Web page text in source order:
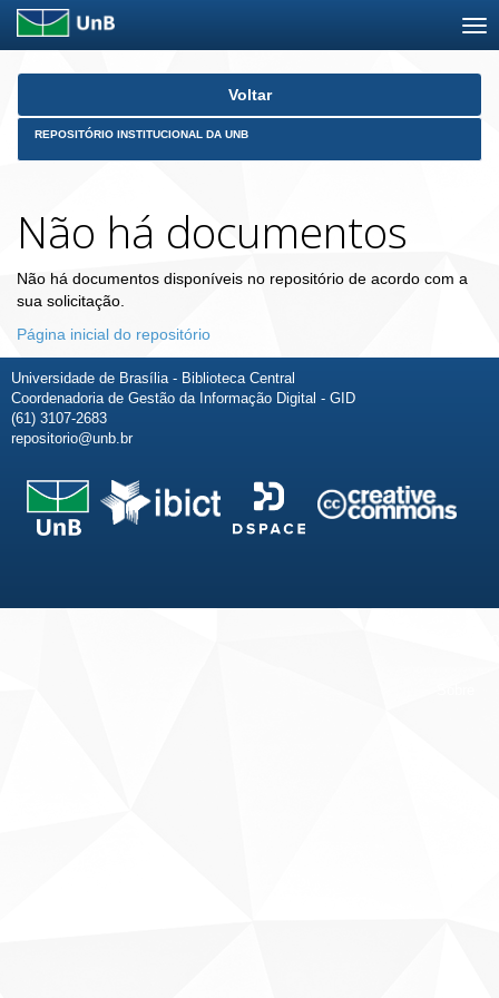
Skip
Voltar
REPOSITÓRIO INSTITUCIONAL DA UNB
Não há documentos
Não há documentos disponíveis no repositório de acordo com a
sua solicitação.
Página inicial do repositório
Universidade de Brasília - Biblioteca Central
Coordenadoria de Gestão da Informação Digital - GID
(61) 3107-2683
repositorio@unb.br